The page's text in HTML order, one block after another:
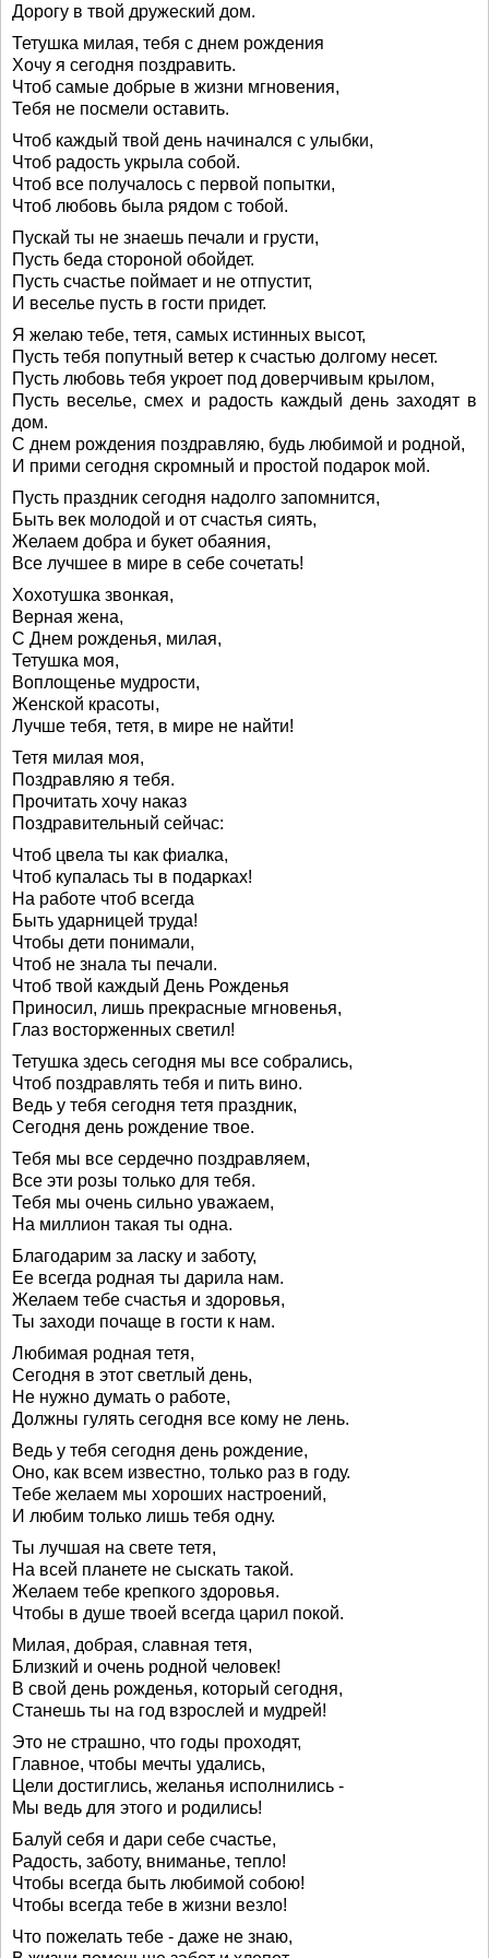
Дорогу в твой дружеский дом.
Тетушка милая, тебя с днем рождения
Хочу я сегодня поздравить.
Чтоб самые добрые в жизни мгновения,
Тебя не посмели оставить.
Чтоб каждый твой день начинался с улыбки,
Чтоб радость укрыла собой.
Чтоб все получалось с первой попытки,
Чтоб любовь была рядом с тобой.
Пускай ты не знаешь печали и грусти,
Пусть беда стороной обойдет.
Пусть счастье поймает и не отпустит,
И веселье пусть в гости придет.
Я желаю тебе, тетя, самых истинных высот,
Пусть тебя попутный ветер к счастью долгому несет.
Пусть любовь тебя укроет под доверчивым крылом,
Пусть веселье, смех и радость каждый день заходят в
дом.
С днем рождения поздравляю, будь любимой и родной,
И прими сегодня скромный и простой подарок мой.
Пусть праздник сегодня надолго запомнится,
Быть век молодой и от счастья сиять,
Желаем добра и букет обаяния,
Все лучшее в мире в себе сочетать!
Хохотушка звонкая,
Верная жена,
С Днем рожденья, милая,
Тетушка моя,
Воплощенье мудрости,
Женской красоты,
Лучше тебя, тетя, в мире не найти!
Тетя милая моя,
Поздравляю я тебя.
Прочитать хочу наказ
Поздравительный сейчас:
Чтоб цвела ты как фиалка,
Чтоб купалась ты в подарках!
На работе чтоб всегда
Быть ударницей труда!
Чтобы дети понимали,
Чтоб не знала ты печали.
Чтоб твой каждый День Рожденья
Приносил, лишь прекрасные мгновенья,
Глаз восторженных светил!
Тетушка здесь сегодня мы все собрались,
Чтоб поздравлять тебя и пить вино.
Ведь у тебя сегодня тетя праздник,
Сегодня день рождение твое.
Тебя мы все сердечно поздравляем,
Все эти розы только для тебя.
Тебя мы очень сильно уважаем,
На миллион такая ты одна.
Благодарим за ласку и заботу,
Ее всегда родная ты дарила нам.
Желаем тебе счастья и здоровья,
Ты заходи почаще в гости к нам.
Любимая родная тетя,
Сегодня в этот светлый день,
Не нужно думать о работе,
Должны гулять сегодня все кому не лень.
Ведь у тебя сегодня день рождение,
Оно, как всем известно, только раз в году.
Тебе желаем мы хороших настроений,
И любим только лишь тебя одну.
Ты лучшая на свете тетя,
На всей планете не сыскать такой.
Желаем тебе крепкого здоровья.
Чтобы в душе твоей всегда царил покой.
Милая, добрая, славная тетя,
Близкий и очень родной человек!
В свой день рожденья, который сегодня,
Станешь ты на год взрослей и мудрей!
Это не страшно, что годы проходят,
Главное, чтобы мечты удались,
Цели достиглись, желанья исполнились -
Мы ведь для этого и родились!
Балуй себя и дари себе счастье,
Радость, заботу, вниманье, тепло!
Чтобы всегда быть любимой собою!
Чтобы всегда тебе в жизни везло!
Что пожелать тебе - даже не знаю,